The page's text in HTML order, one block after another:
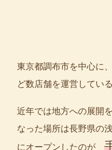
東京都調布市を中心に
ど数店舗を運営している
近年では地方への展開
なった場所は長野県の
にオープンしたのが